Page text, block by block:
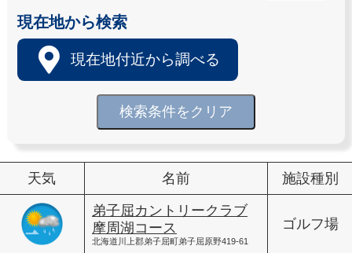
現在地から検索
現在地付近から調べる
検索条件をクリア
天気 名前 施設種別
弟子屈カントリークラブ
摩周湖コース
北海道川上郡弟子屈町弟子屈原野419-61
ゴルフ場